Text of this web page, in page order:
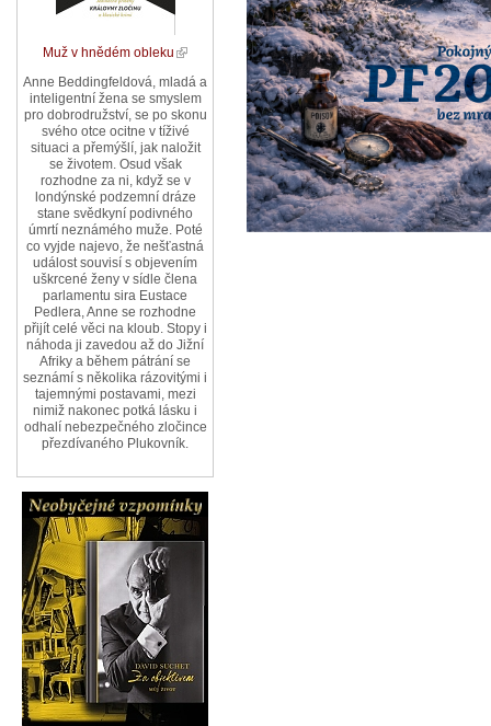
Muž v hnědém obleku
Anne Beddingfeldová, mladá a
inteligentní žena se smyslem
pro dobrodružství, se po skonu
svého otce ocitne v tíživé
situaci a přemýšlí, jak naložit
se životem. Osud však
rozhodne za ni, když se v
londýnské podzemní dráze
stane svědkyní podivného
úmrtí neznámého muže. Poté
co vyjde najevo, že nešťastná
událost souvisí s objevením
uškrcené ženy v sídle člena
parlamentu sira Eustace
Pedlera, Anne se rozhodne
přijít celé věci na kloub. Stopy i
náhoda ji zavedou až do Jižní
Afriky a během pátrání se
seznámí s několika rázovitými i
tajemnými postavami, mezi
nimiž nakonec potká lásku i
odhalí nebezpečného zločince
přezdívaného Plukovník.